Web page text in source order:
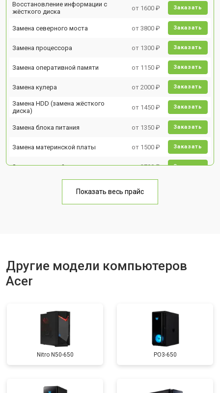
Восстановление информации с
жёсткого диска
от 1600 ₽ Заказать
Замена северного моста от 3800 ₽ Заказать
Замена процессора от 1300 ₽ Заказать
Замена оперативной памяти от 1150 ₽ Заказать
Замена кулера от 2000 ₽ Заказать
Замена HDD (замена жёсткого
диска)
от 1450 ₽ Заказать
Замена блока питания от 1350 ₽ Заказать
Замена материнской платы от 1500 ₽ Заказать
Замена звуковой платы от 2700 ₽ Заказать
Показать весь прайс
Другие модели компьютеров
Acer
Nitro N50-650 PO3-650